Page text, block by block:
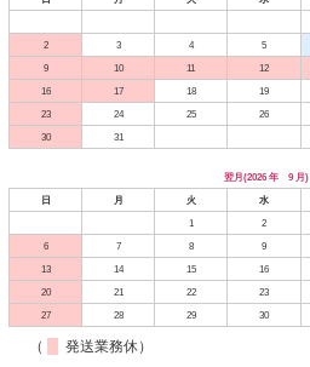
2
3 4 5
9
10 11 12
16
17 18 19
23
24 25 26
30
31
翌月(2026 年 9 月)
日
月 火 水
1
2
6
7 8 9
13
14 15 16
20
21 22 23
27
28 29 30
（ 発送業務休）